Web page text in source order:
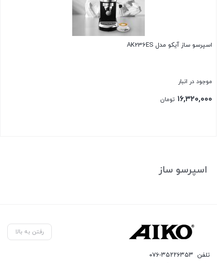
اسپرسو ساز آیکو مدل AK236ES
موجود در انبار
۱۶,۳۲۰,۰۰۰ تومان
اسپرسو ساز
رفتن به بالا
تلفن ۰۷۶-۳۵۲۲۶۳۵۳